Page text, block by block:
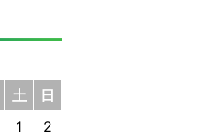
土
日
1
2